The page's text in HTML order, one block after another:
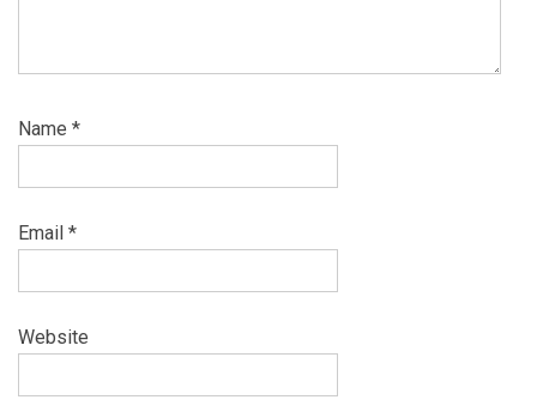
Name *
Email *
Website